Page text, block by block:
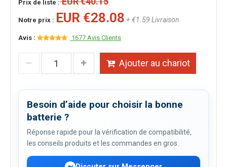
Prix de liste :
Notre prix : EUR €28.08 + €1.59 Livraison
Avis : 1677 Avis Clients
Ajouter au chariot
Besoin d’aide pour choisir la bonne
batterie ?
Réponse rapide pour la vérification de compatibilité,
les conseils produits et les commandes en gros.